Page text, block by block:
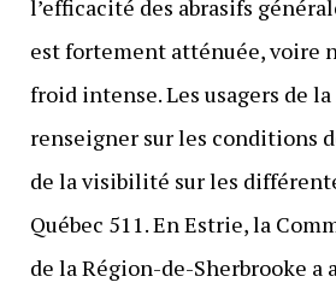
l’efficacité des abrasifs
est fortement atténuée, voire
froid intense. Les usagers de
renseigner sur les conditions
de la visibilité sur les
Québec 511. En Estrie, la
de la Région-de-Sherbrooke a